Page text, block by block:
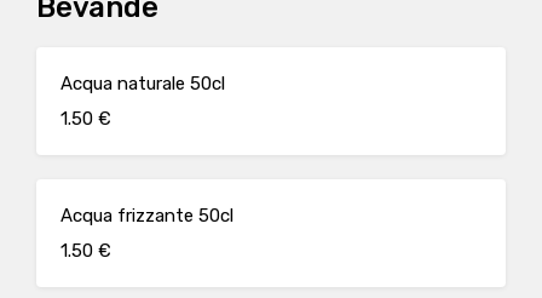
Bevande
Acqua naturale 50cl
1.50 €
Acqua frizzante 50cl
1.50 €